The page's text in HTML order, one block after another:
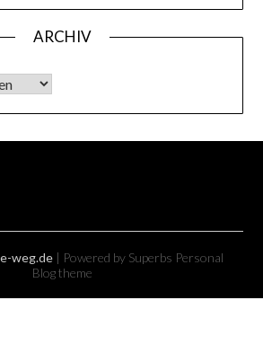
ARCHIV
weg.de | Powered by Superbs Personal
Blog theme